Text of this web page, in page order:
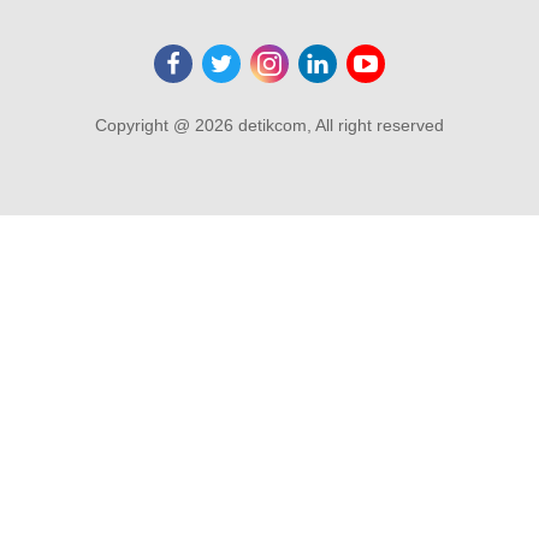
Copyright @ 2026 detikcom, All right reserved